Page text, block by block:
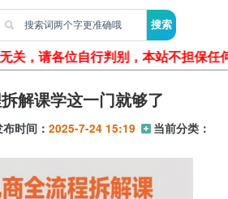
关，请各位自行判别，本站不担保任
解课学这一门就够了
时间： 2025-7-24 15:19
当前分类：